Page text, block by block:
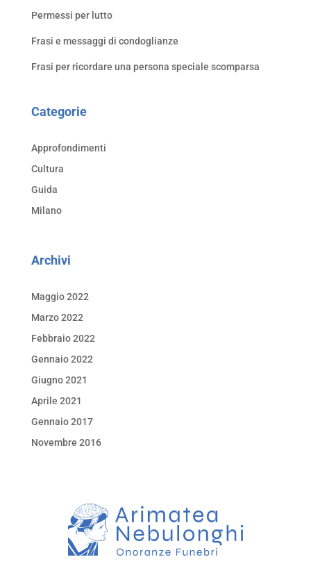
Permessi per lutto
Frasi e messaggi di condoglianze
Frasi per ricordare una persona speciale scomparsa
Categorie
Approfondimenti
Cultura
Guida
Milano
Archivi
Maggio 2022
Marzo 2022
Febbraio 2022
Gennaio 2022
Giugno 2021
Aprile 2021
Gennaio 2017
Novembre 2016